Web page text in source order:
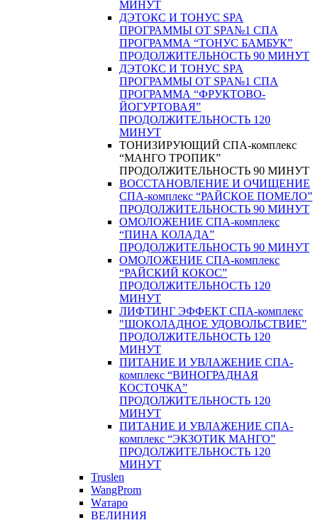
МИНУТ
ДЭТОКС И ТОНУС SPA
ПРОГРАММЫ ОТ SPA№1 СПА
ПРОГРАММА “ТОНУС БАМБУК”
ПРОДОЛЖИТЕЛЬНОСТЬ 90 МИНУТ
ДЭТОКС И ТОНУС SPA
ПРОГРАММЫ ОТ SPA№1 СПА
ПРОГРАММА “ФРУКТОВО-
ЙОГУРТОВАЯ”
ПРОДОЛЖИТЕЛЬНОСТЬ 120
МИНУТ
ТОНИЗИРУЮЩИЙ СПА-комплекс
“МАНГО ТРОПИК”
ПРОДОЛЖИТЕЛЬНОСТЬ 90 МИНУТ
ВОССТАНОВЛЕНИЕ И ОЧИЩЕНИЕ
СПА-комплекс “РАЙСКОЕ ПОМЕЛО”
ПРОДОЛЖИТЕЛЬНОСТЬ 90 МИНУТ
ОМОЛОЖЕНИЕ СПА-комплекс
“ПИНА КОЛАДА”
ПРОДОЛЖИТЕЛЬНОСТЬ 90 МИНУТ
ОМОЛОЖЕНИЕ СПА-комплекс
“РАЙСКИЙ КОКОС”
ПРОДОЛЖИТЕЛЬНОСТЬ 120
МИНУТ
ЛИФТИНГ ЭФФЕКТ СПА-комплекс
"ШОКОЛАДНОЕ УДОВОЛЬСТВИЕ”
ПРОДОЛЖИТЕЛЬНОСТЬ 120
МИНУТ
ПИТАНИЕ И УВЛАЖЕНИЕ СПА-
комплекс “ВИНОГРАДНАЯ
КОСТОЧКА”
ПРОДОЛЖИТЕЛЬНОСТЬ 120
МИНУТ
ПИТАНИЕ И УВЛАЖЕНИЕ СПА-
комплекс “ЭКЗОТИК МАНГО”
ПРОДОЛЖИТЕЛЬНОСТЬ 120
МИНУТ
Truslen
WangProm
Wатаро
ВЕЛИНИЯ